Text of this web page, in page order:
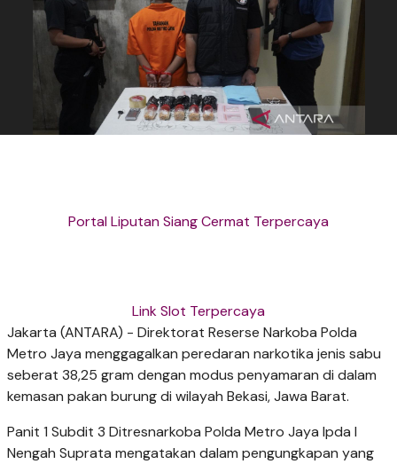
Portal Liputan Siang Cermat Terpercaya
Link Slot Terpercaya
Jakarta (ANTARA) - ​Direktorat Reserse Narkoba Polda
Metro Jaya menggagalkan peredaran narkotika jenis sabu
seberat 38,25 gram dengan modus penyamaran di dalam
kemasan pakan burung di wilayah Bekasi, Jawa Barat.
Panit 1 Subdit 3 Ditresnarkoba Polda Metro Jaya Ipda I
Nengah Suprata​ mengatakan dalam pengungkapan yang